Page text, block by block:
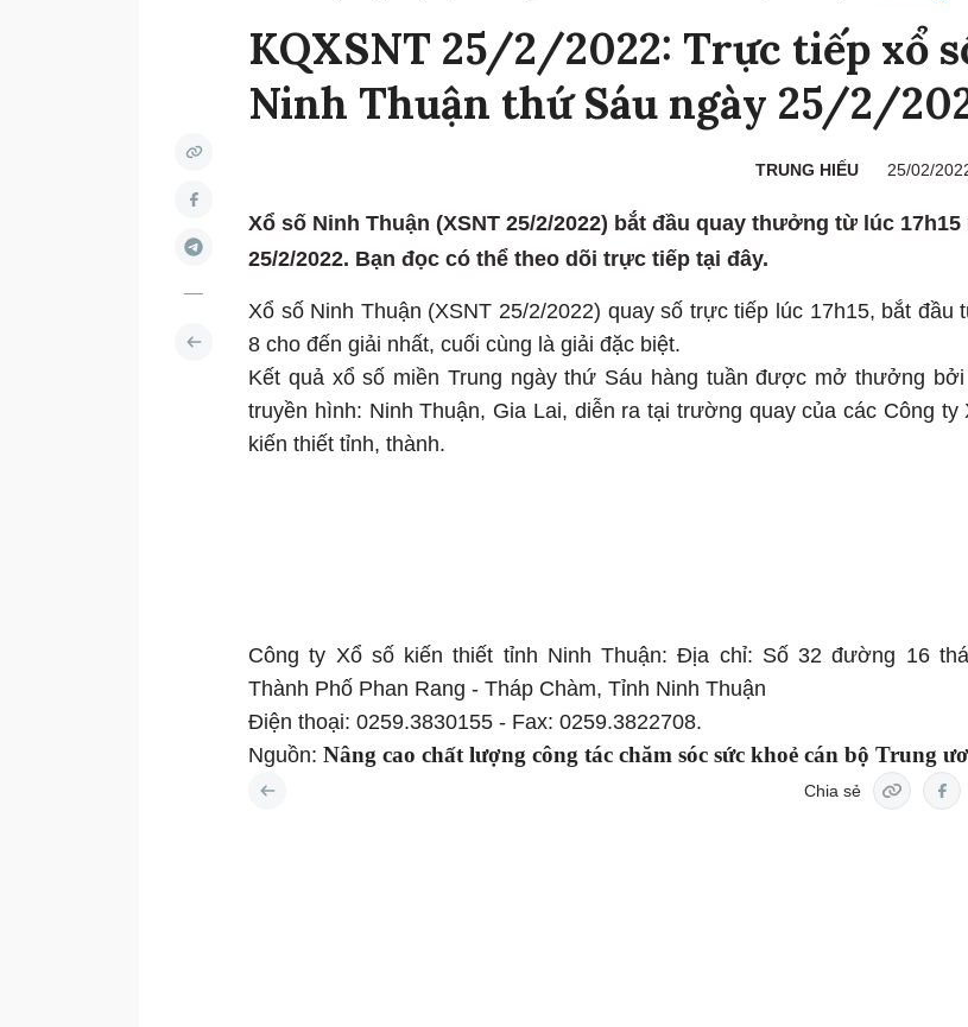
KQXSNT 25/2/2022: Trực tiếp xổ
Ninh Thuận thứ Sáu ngày 25/2/
TRUNG HIẾU 25/02/
Xổ số Ninh Thuận (XSNT 25/2/2022) bắt đầu quay thưởng từ lúc 17h15
25/2/2022. Bạn đọc có thể theo dõi trực tiếp tại đây.
Xổ số Ninh Thuận (XSNT 25/2/2022) quay số trực tiếp lúc 17h15, bắt đầu
8 cho đến giải nhất, cuối cùng là giải đặc biệt.
Kết quả xổ số miền Trung ngày thứ Sáu hàng tuần được mở thưởng
truyền hình: Ninh Thuận, Gia Lai, diễn ra tại trường quay của các Công ty
kiến thiết tỉnh, thành.
Công ty Xổ số kiến thiết tỉnh Ninh Thuận: Địa chỉ: Số 32 đường 16
Thành Phố Phan Rang - Tháp Chàm, Tỉnh Ninh Thuận
Điện thoại: 0259.3830155 - Fax: 0259.3822708.
Nguồn: Nâng cao chất lượng công tác chăm sóc sức khoẻ cán bộ Trung
Chia sẻ